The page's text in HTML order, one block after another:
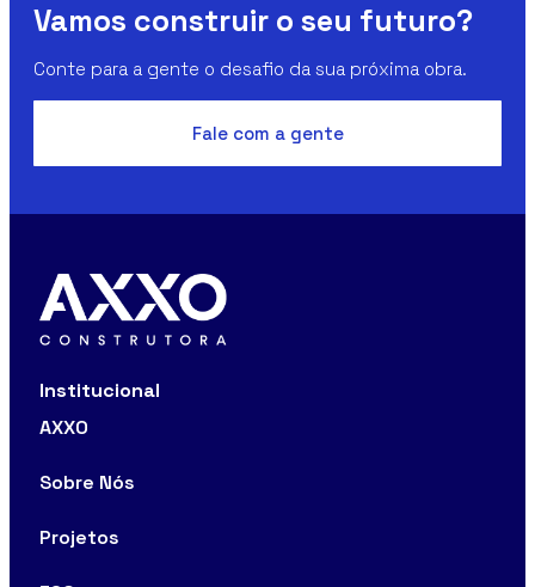
Vamos construir o seu futuro?
Conte para a gente o desafio da sua próxima obra.
Fale com a gente
Institucional
AXXO
Sobre Nós
Projetos